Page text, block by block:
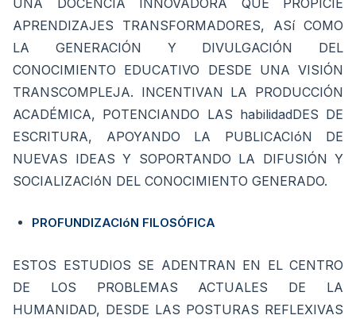
UNA DOCENCIA INNOVADORA QUE PROPICIE
APRENDIZAJES TRANSFORMADORES, ASí COMO
LA GENERACIÓN Y DIVULGACIÓN DEL
CONOCIMIENTO EDUCATIVO DESDE UNA VISIÓN
TRANSCOMPLEJA. INCENTIVAN LA PRODUCCIÓN
ACADÉMICA, POTENCIANDO LAS habilidadDES DE
ESCRITURA, APOYANDO LA PUBLICACIóN DE
NUEVAS IDEAS Y SOPORTANDO LA DIFUSIÓN Y
SOCIALIZACIóN DEL CONOCIMIENTO GENERADO.
PROFUNDIZACIóN FILOSÓFICA
ESTOS ESTUDIOS SE ADENTRAN EN EL CENTRO
DE LOS PROBLEMAS ACTUALES DE LA
HUMANIDAD, DESDE LAS POSTURAS REFLEXIVAS